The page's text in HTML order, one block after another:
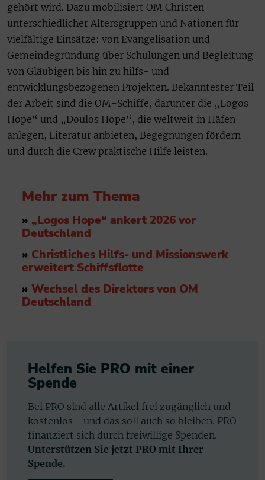
gehört wird. Dazu mobilisiert OM Christen
unterschiedlicher Altersgruppen und Nationen für
vielfältige Einsätze: von Evangelisation und
Gemeindegründung über Schulungen und Begleitung
von Gläubigen bis hin zu hilfs- und
entwicklungsbezogenen Projekten. Bekanntester Teil
der Arbeit sind die OM-Schiffe, darunter die „Logos
Hope“ und „Doulos Hope“, die weltweit in Häfen
anlegen, Literatur anbieten, Begegnungen fördern
und durch die Crew praktische Hilfe leisten.
Mehr zum Thema
» „Logos Hope“ ankert 2026 vor
Deutschland
» Christliches Hilfs- und Missionswerk
erweitert Schiffsflotte
» Wechsel des Direktors von OM
Deutschland
Helfen Sie PRO mit einer
Spende
Bei PRO sind alle Artikel frei zugänglich und
kostenlos - und das soll auch so bleiben. PRO
finanziert sich durch freiwillige Spenden.
Unterstützen Sie jetzt PRO mit Ihrer
Spende.